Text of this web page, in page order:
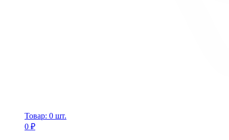
Товар: 0 шт.
0 ₽